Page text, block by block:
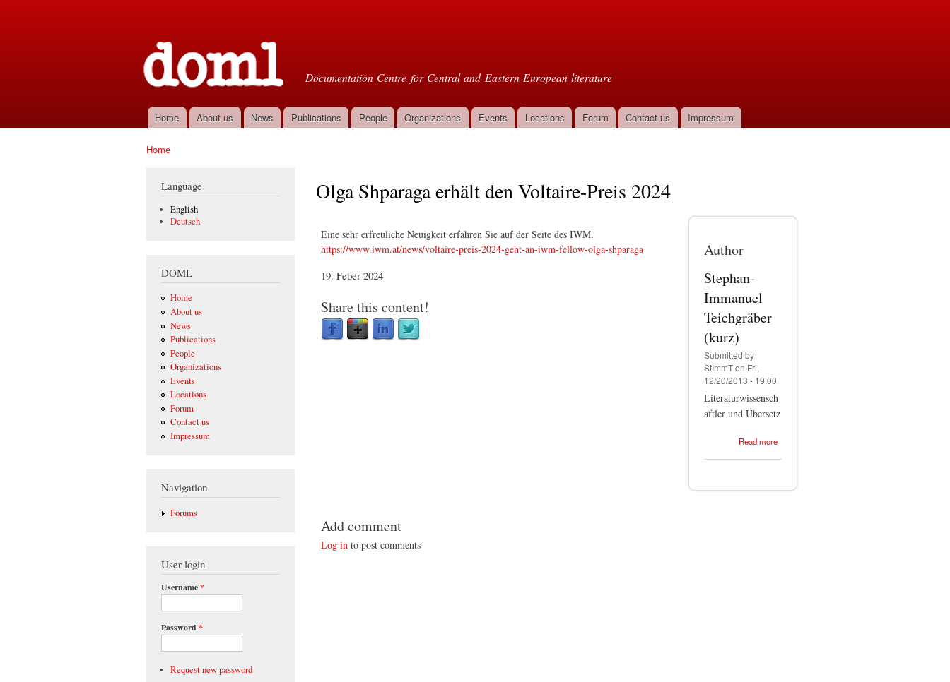
Documentation Centre for Central and Eastern European literature
Main menu
Home About us News Publications People Organizations Events Locations Forum Contact us Impressum
Home
Language
English
Deutsch
DOML
Home
About us
News
Publications
People
Organizations
Events
Locations
Forum
Contact us
Impressum
Navigation
Forums
User login
Username*
Password *
Request new password
Olga Shparaga erhält den Voltaire-Preis 2024
Eine sehr erfreuliche Neuigkeit erfahren Sie auf der Seite des IWM.
https://www.iwm.at/news/voltaire-preis-2024-geht-an-iwm-fellow-olga-shparaga
19. Feber 2024
Share this content!
Author
Stephan-
Immanuel
Teichgräber
(kurz)
Submitted by
StImmTon Fri,
12/20/2013 - 19:00
Literaturwissensch
aftler und Übersetz
Read more
Add comment
Log in to post comments